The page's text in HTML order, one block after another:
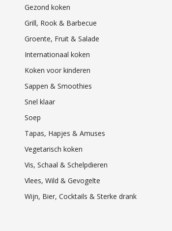
Gezond koken
Grill, Rook & Barbecue
Groente, Fruit & Salade
Internationaal koken
Koken voor kinderen
Sappen & Smoothies
Snel klaar
Soep
Tapas, Hapjes & Amuses
Vegetarisch koken
Vis, Schaal & Schelpdieren
Vlees, Wild & Gevogelte
Wijn, Bier, Cocktails & Sterke drank